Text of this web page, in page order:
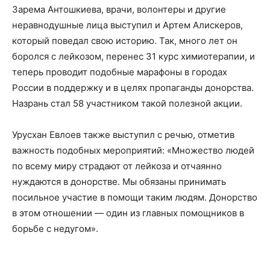
Зарема Антошкиева, врачи, волонтеры и другие
неравнодушные лица выступил и Артем Алискеров,
который поведал свою историю. Так, много лет он
боролся с лейкозом, перенес 31 курс химиотерапии, и
теперь проводит подобные марафоны в городах
России в поддержку и в целях пропаганды донорства.
Назрань стал 58 участником такой полезной акции.
Урусхан Евлоев также выступил с речью, отметив
важность подобных мероприятий: «Множество людей
по всему миру страдают от лейкоза и отчаянно
нуждаются в донорстве. Мы обязаны принимать
посильное участие в помощи таким людям. Донорство
в этом отношении — один из главных помощников в
борьбе с недугом».